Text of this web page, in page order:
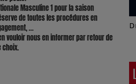
Masculine 1 pour la saison
de toutes les procédures en
…
vouloir nous en informer par retour de
choix.